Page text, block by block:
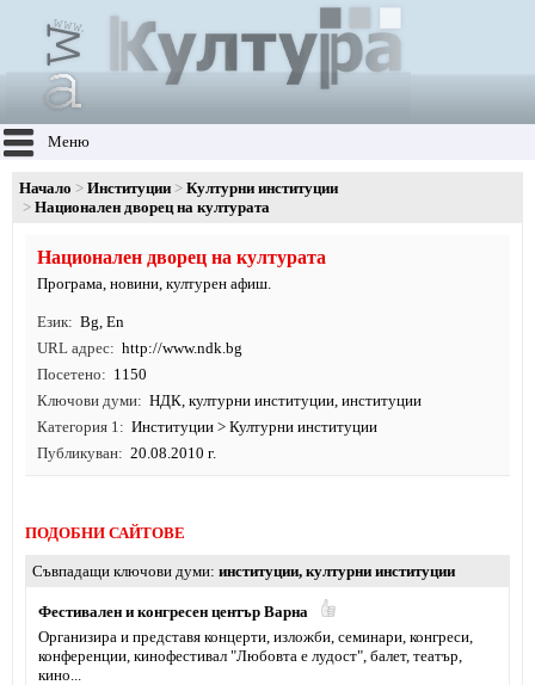
Меню
Начало Институции
Културни институции
Национален дворец на културата
Национален дворец на културата
Програма, новини, културен афиш.
Език Bg, En
URL адрес
http://www.ndk.bg
Посетено
1150
Ключови думи
НДК, културни институции, институции
Категория 1
Институции > Културни институции
Публикуван
20.08.2010 г.
ПОДОБНИ САЙТОВЕ
Съвпадащи ключови думи институции, културни институции
Фестивален и конгресен център Варна
Организира и представя концерти, изложби, семинари, конгреси,
конференции, кинофестивал "Любовта е лудост", балет, театър,
кино...